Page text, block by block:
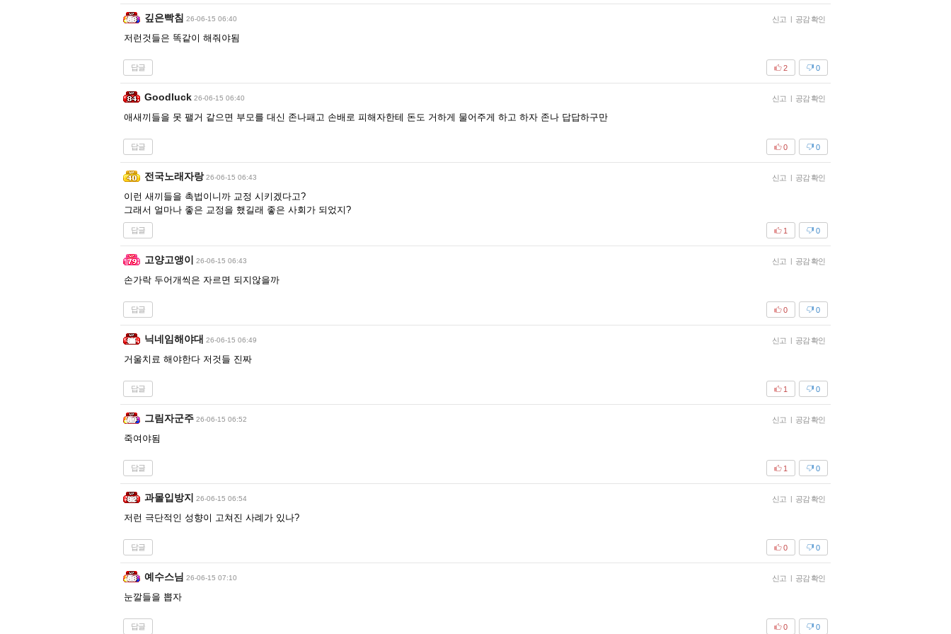
깊은빡침 26-06-15 06:40 신고 | 공감 확인
저런것들은 똑같이 해줘야됨
답글 0
2
Goodluck 26-06-15 06:40 신고 | 공감 확인
애새끼들을 못 팰거 같으면 부모를 대신 존나패고 손배로 피해자한테 돈도 거하게 물어주게 하고 하자 존나 답답하구만
답글 0
0
전국노래자랑 26-06-15 06:43 신고 | 공감 확인
이런 새끼들을 촉법이니까 교정 시키겠다고?
그래서 얼마나 좋은 교정을 했길래 좋은 사회가 되었지?
답글 0
1
고양고앵이 26-06-15 06:43 신고 | 공감 확인
손가락 두어개씩은 자르면 되지않을까
답글 0
0
닉네임해야대 26-06-15 06:49 신고 | 공감 확인
거울치료 해야한다 저것들 진짜
답글 0
1
그림자군주 26-06-15 06:52 신고 | 공감 확인
죽여야됨
답글 0
1
과몰입방지 26-06-15 06:54 신고 | 공감 확인
저런 극단적인 성향이 고쳐진 사례가 있나?
답글 0
0
예수스님 26-06-15 07:10 신고 | 공감 확인
눈깔들을 뽑자
답글 0
0